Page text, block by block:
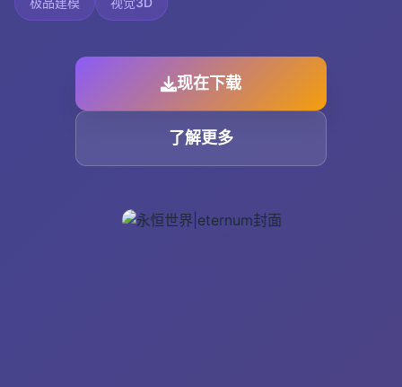
现在下载
了解更多